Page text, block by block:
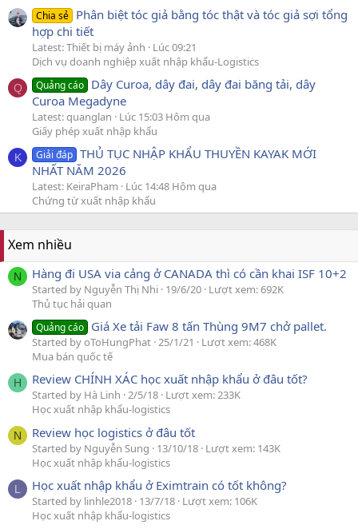
Chia sẻ Phân biệt tóc giả bằng tóc thật và tóc giả sợi tổng
hợp chi tiết
Latest: Thiết bị máy ảnh
Lúc 09:21
Dịch vụ doanh nghiệp xuất nhập khẩu-Logistics
Q Quảng cáo Dây Curoa, dây đai, dây đai băng tải, dây
Curoa Megadyne
Latest: quanglan
Lúc 15:03 Hôm qua
Giấy phép xuất nhập khẩu
K Giải đáp THỦ TỤC NHẬP KHẨU THUYỀN KAYAK MỚI
NHẤT NĂM 2026
Latest: KeiraPham
Lúc 14:48 Hôm qua
Chứng từ xuất nhập khẩu
Xem nhiều
N Hàng đi USA via cảng ở CANADA thì có cần khai ISF 10+2
Started by Nguyễn Thị Nhi 19/6/20 Lượt xem: 692K
Thủ tục hải quan
Quảng cáo Giá Xe tải Faw 8 tấn Thùng 9M7 chở pallet.
Started by oToHungPhat 25/1/21
Lượt xem: 468K
Mua bán quốc tế
H Review CHÍNH XÁC học xuất nhập khẩu ở đâu tốt?
Started by Hà Linh 2/5/18 Lượt xem: 233K
Học xuất nhập khẩu-logistics
N Review học logistics ở đâu tốt
Started by Nguyễn Sung 13/10/18 Lượt xem: 143K
Học xuất nhập khẩu-logistics
L Học xuất nhập khẩu ở Eximtrain có tốt không?
Started by linhle2018 13/7/18 Lượt xem: 106K
Học xuất nhập khẩu-logistics